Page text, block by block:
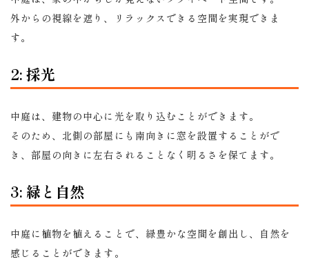
外からの視線を遮り、リラックスできる空間を実現できま
す。
2: 採光
中庭は、建物の中心に光を取り込むことができます。
そのため、北側の部屋にも南向きに窓を設置することがで
き、部屋の向きに左右されることなく明るさを保てます。
3: 緑と自然
中庭に植物を植えることで、緑豊かな空間を創出し、自然を
感じることができます。